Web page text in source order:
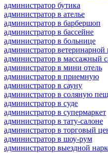
администратор бутика
администратор в ателье
администратор в барбершоп
администратор в бассейне
администратор в больнице
администратор
администратор в массажный
администратор в мини отель
администратор в приемную
администратор в сауну
администратор в соляную
администратор в суде
администратор в супермаркет
администратор в тату-салоне
администратор в торговый
администратор в шоу-рум
администратор выездной